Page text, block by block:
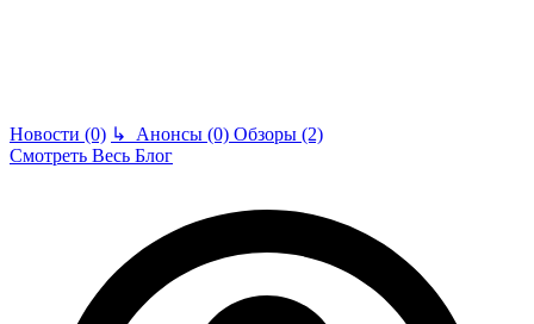
Новости (0) ↳ Анонсы (0) Обзоры (2)
Смотреть Весь Блог